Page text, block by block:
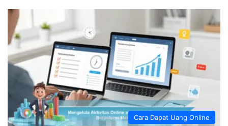
Cara Dapat Uang Online